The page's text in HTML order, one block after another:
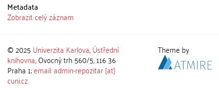
Metadata
Zobrazit celý záznam
© 2025 Univerzita Karlova,Ústřední
knihovna, Ovocný trh 560/5, 116 36
Praha 1;email: admin-repozitar [at]
cuni.cz
Theme by